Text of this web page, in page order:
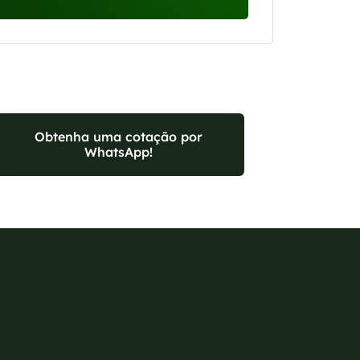
Obtenha uma cotação por
WhatsApp!